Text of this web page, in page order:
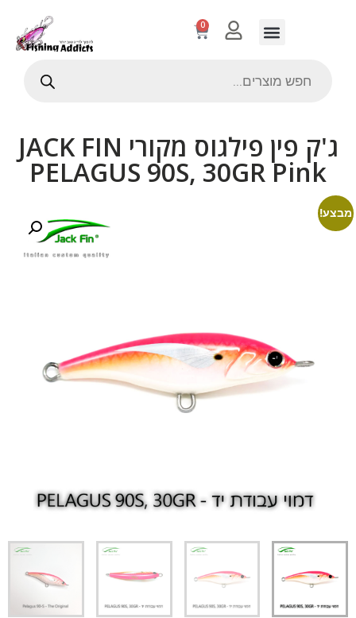
0
ג'ק פין פילגוס מקורי JACK FIN
PELAGUS 90S, 30GR Pink
מבצע!